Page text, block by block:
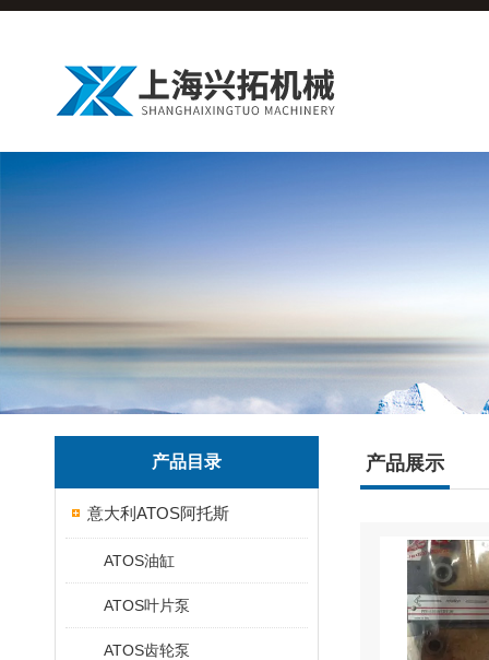
产品目录
意大利ATOS阿托斯
ATOS油缸
ATOS叶片泵
ATOS齿轮泵
产品展示